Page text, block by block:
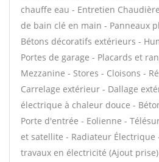
chauffe eau - Entretien
de bain clé en main - Panneaux
Bétons décoratifs extérieurs -
Portes de garage - Placards et
Mezzanine - Stores - Cloisons -
Carrelage extérieur - Dallage
électrique à chaleur douce -
Porte d'entrée - Eolienne -
et satellite - Radiateur Électrique
travaux en électricité (Ajout